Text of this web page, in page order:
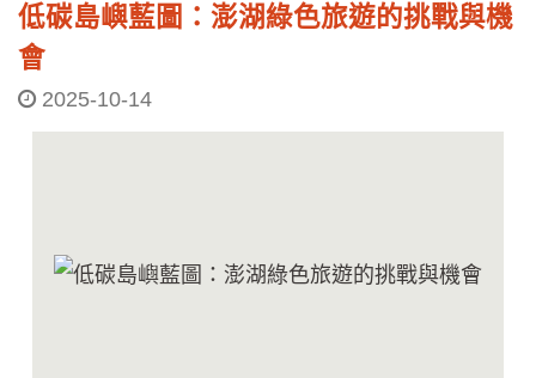
低碳島嶼藍圖：澎湖綠色旅遊的挑戰與機
會
2025-10-14